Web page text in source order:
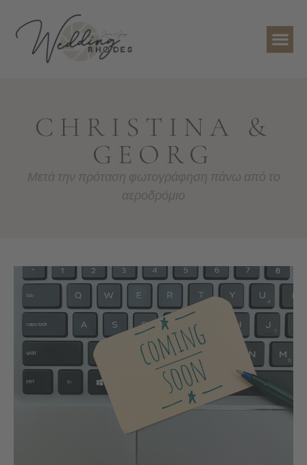
CHRISTINA &
GEORG
Μετά την πρόταση φωτογράφηση πάνω από το
αεροδρόμιο